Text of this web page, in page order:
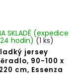
jersey
90-100 x
cm, Essenza
SKLADĚ (expedice
hodin)(1 ks)